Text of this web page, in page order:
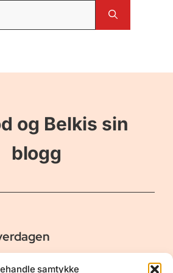
samtykke
og Belkis sin
blogg
vi ønsker å dele våre opplevelser og